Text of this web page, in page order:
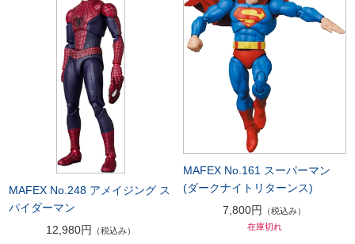
MAFEX No.248 アメイジング ス
パイダーマン
12,980円
（税込み）
MAFEX No.161 スーパーマン
(ダークナイトリターンス)
7,800円
（税込み）
在庫切れ